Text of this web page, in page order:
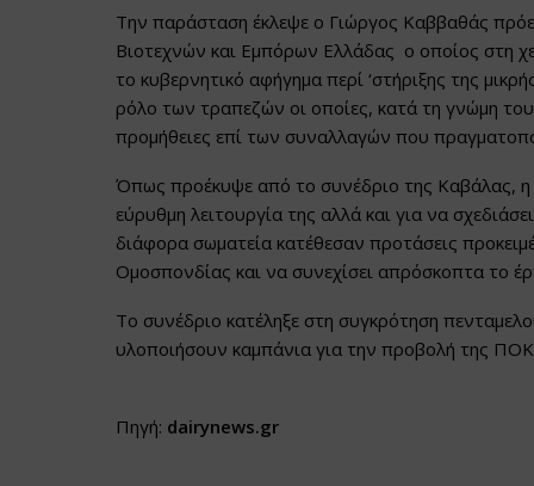
Την παράσταση έκλεψε ο Γιώργος Καββαθάς
Βιοτεχνών και Εμπόρων Ελλάδας ο οποίος στη
το κυβερνητικό αφήγημα περί ‘στήριξης της
ρόλο των τραπεζών οι οποίες, κατά τη γνώμη
προμήθειες επί των συναλλαγών που
Όπως προέκυψε από το συνέδριο της Καβάλας,
εύρυθμη λειτουργία της αλλά και για να
διάφορα σωματεία κατέθεσαν προτάσεις
Ομοσπονδίας και να συνεχίσει απρόσκοπτα το
Το συνέδριο κατέληξε στη συγκρότηση
υλοποιήσουν καμπάνια για την προβολή της
Πηγή: dairynews.gr